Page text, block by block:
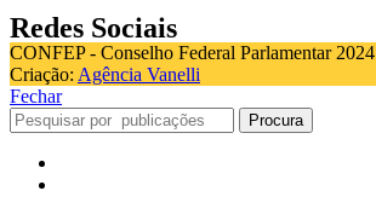
Redes Sociais
CONFEP - Conselho Federal Parlamentar 2024
Criação: Agência Vanelli
Fechar
Procura